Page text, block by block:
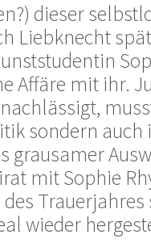
dieser
Liebknecht
Affäre mit ihr.
sondern auch
grausamer
mit Sophie
wieder